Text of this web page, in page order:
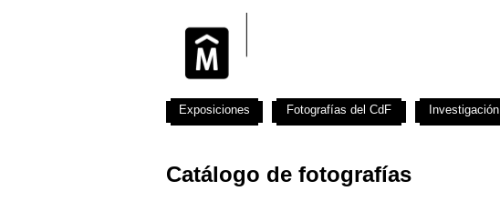
Catálogo de fotografías
Exposiciones Fotografías del CdF Investigación